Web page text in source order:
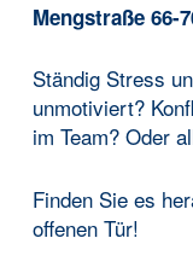
Mengstraße 66-
Ständig Stress
unmotiviert?
im Team? Oder
Finden Sie es
offenen Tür!